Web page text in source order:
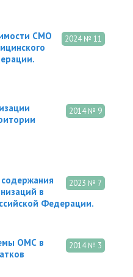
2024 № 11
СМО
2014 № 9
2023 № 7
в
Федерации.
2014 № 3
ОМС в